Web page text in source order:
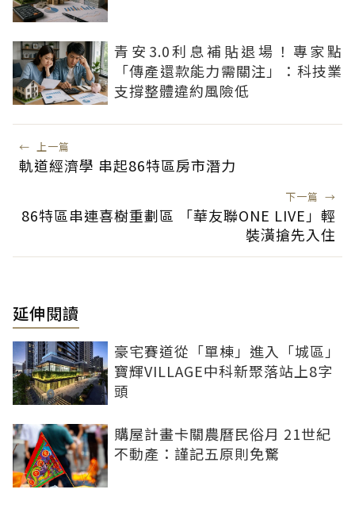
青安3.0利息補貼退場！專家點
「傳產還款能力需關注」：科技業
支撐整體違約風險低
← 上一篇
軌道經濟學 串起86特區房市潛力
下一篇 →
86特區串連喜樹重劃區 「華友聯ONE LIVE」輕
裝潢搶先入住
延伸閱讀
豪宅賽道從「單棟」進入「城區」
寶輝VILLAGE中科新聚落站上8字
頭
購屋計畫卡關農曆民俗月 21世紀
不動產：謹記五原則免驚